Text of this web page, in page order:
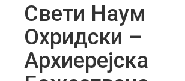
Свети Наум
Охридски –
Архиерејска